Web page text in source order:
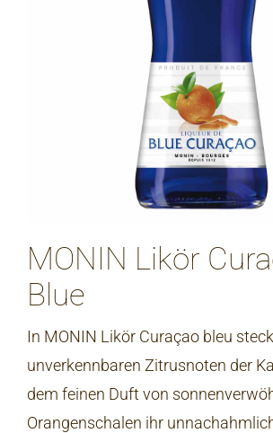
MONIN Likör
Blue
In MONIN Likör Curaçao bleu
unverkennbaren Zitrusnoten der
dem feinen Duft von
Orangenschalen ihr